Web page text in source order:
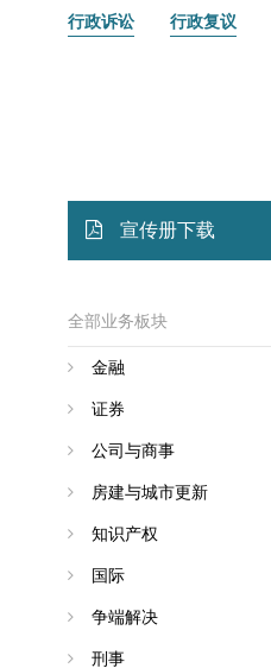
行政诉讼 行政复议
宣传册下载
全部业务板块
金融
证券
公司与商事
房建与城市更新
知识产权
国际
争端解决
刑事